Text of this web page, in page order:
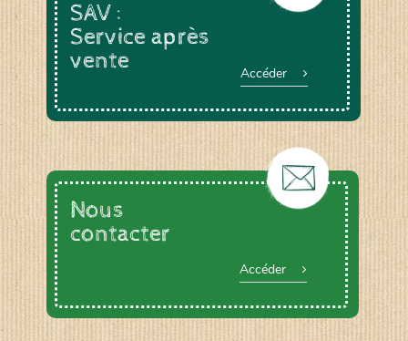
SAV :
Service après
vente
Accéder
Nous
contacter
Accéder